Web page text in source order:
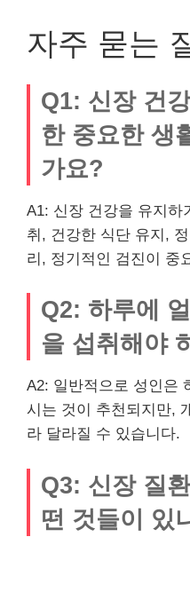
자주 묻는
Q1: 신장 건
한 중요한 생
가요?
A1: 신장 건강을 유지하
취, 건강한 식단 유지,
리, 정기적인 검진이 중
Q2: 하루에
을 섭취해야
A2: 일반적으로 성인은
시는 것이 추천되지만,
라 달라질 수 있습니다.
Q3: 신장 질
떤 것들이 있